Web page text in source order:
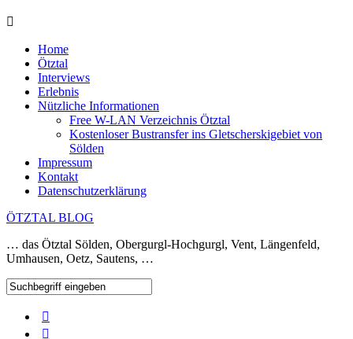
Home
Ötztal
Interviews
Erlebnis
Nützliche Informationen
Free W-LAN Verzeichnis Ötztal
Kostenloser Bustransfer ins Gletscherskigebiet von
Sölden
Impressum
Kontakt
Datenschutzerklärung
ÖTZTAL BLOG
… das Ötztal Sölden, Obergurgl-Hochgurgl, Vent, Längenfeld,
Umhausen, Oetz, Sautens, …